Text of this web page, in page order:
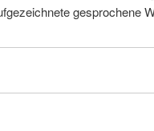
gesprochene